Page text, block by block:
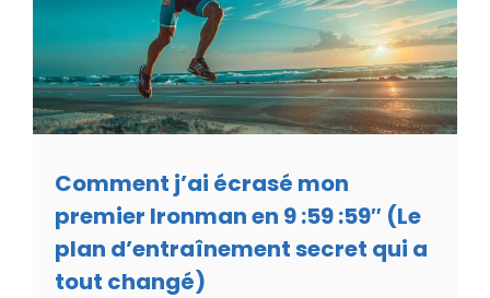
Comment j’ai écrasé mon
premier Ironman en 9 :59 :59″ (Le
plan d’entraînement secret qui a
tout changé)